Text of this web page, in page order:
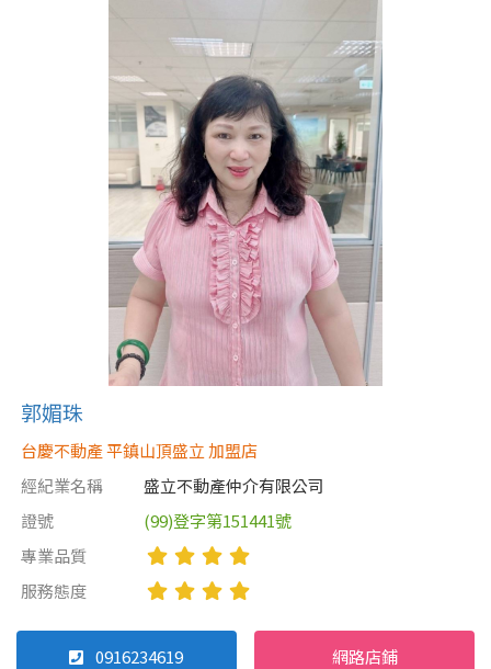
郭媚珠
台慶不動產 平鎮山頂盛立 加盟店
經紀業名稱
盛立不動產仲介有限公司
證號
(99)登字第151441號
專業品質
服務態度
0916234619 網路店鋪